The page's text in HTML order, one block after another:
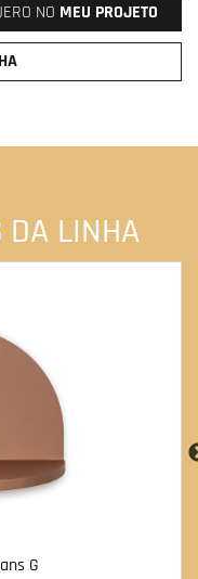
NO MEU PROJETO
DA LINHA
G